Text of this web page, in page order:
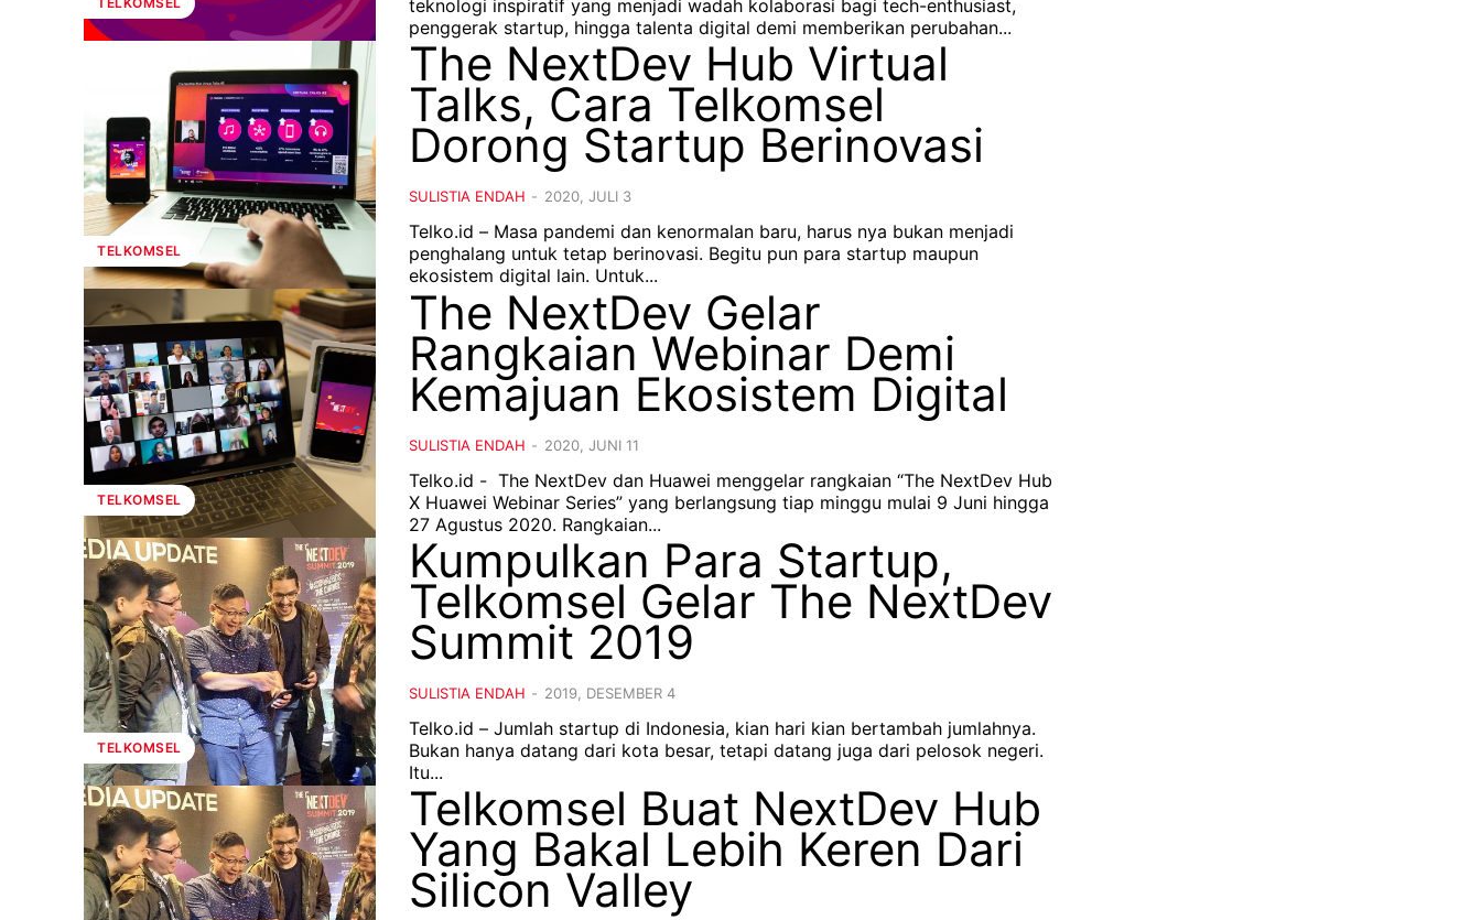
teknologi inspiratif yang menjadi wadah kolaborasi bagi tech-enthusiast,
penggerak startup, hingga talenta digital demi memberikan perubahan...
TELKOMSEL
The NextDev Hub Virtual
Talks, Cara Telkomsel
Dorong Startup Berinovasi
SULISTIA ENDAH - 2020, JULI 3
Telko.id – Masa pandemi dan kenormalan baru, harus nya bukan menjadi
penghalang untuk tetap berinovasi. Begitu pun para startup maupun
ekosistem digital lain. Untuk...
TELKOMSEL
The NextDev Gelar
Rangkaian Webinar Demi
Kemajuan Ekosistem Digital
SULISTIA ENDAH - 2020, JUNI 11
Telko.id - The NextDev dan Huawei menggelar rangkaian “The NextDev Hub
X Huawei Webinar Series” yang berlangsung tiap minggu mulai 9 Juni hingga
27 Agustus 2020. Rangkaian...
TELKOMSEL
Kumpulkan Para Startup,
Telkomsel Gelar The NextDev
Summit 2019
SULISTIA ENDAH - 2019, DESEMBER 4
Telko.id – Jumlah startup di Indonesia, kian hari kian bertambah jumlahnya.
Bukan hanya datang dari kota besar, tetapi datang juga dari pelosok negeri.
Itu...
Telkomsel Buat NextDev Hub
Yang Bakal Lebih Keren Dari
Silicon Valley